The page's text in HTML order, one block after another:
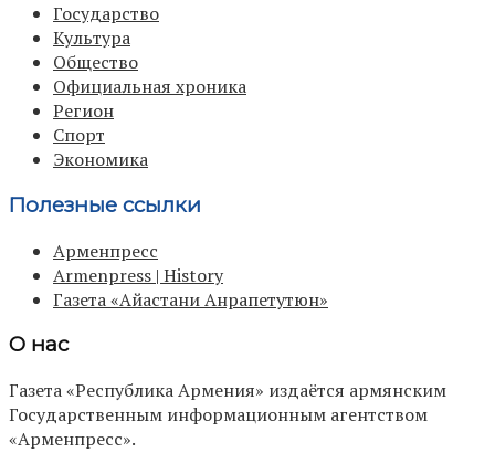
Государство
Культура
Общество
Официальная хроника
Регион
Спорт
Экономика
Полезные ссылки
Арменпресс
Armenpress | History
Газета «Айастани Анрапетутюн»
О нас
Газета «Республика Армения» издаётся армянским
Государственным информационным агентством
«Арменпресс».